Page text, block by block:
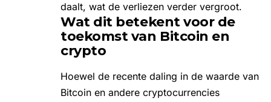
daalt, wat de verliezen verder vergroot.
Wat dit betekent voor de
toekomst van Bitcoin en
crypto
Hoewel de recente daling in de waarde van
Bitcoin en andere cryptocurrencies